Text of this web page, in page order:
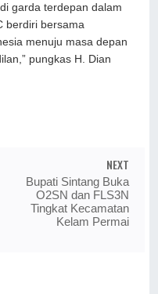
garda terdepan dalam
berdiri bersama
menuju masa depan
pungkas H. Dian
NEXT
Bupati Sintang Buka
O2SN dan FLS3N
Tingkat Kecamatan
Kelam Permai